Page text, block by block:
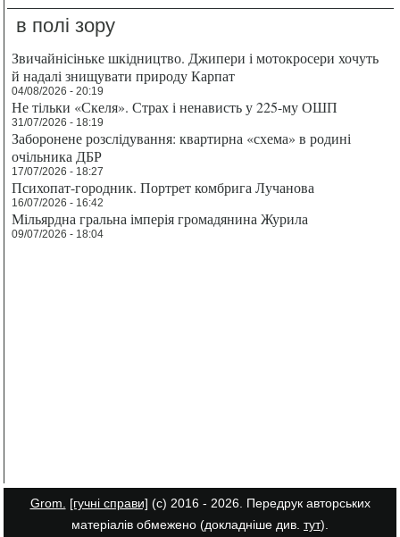
в полі зору
Звичайнісіньке шкідництво. Джипери і мотокросери хочуть
й надалі знищувати природу Карпат
04/08/2026 - 20:19
Не тільки «Скеля». Страх і ненависть у 225-му ОШП
31/07/2026 - 18:19
Заборонене розслідування: квартирна «схема» в родині
очільника ДБР
17/07/2026 - 18:27
Психопат-городник. Портрет комбрига Лучанова
16/07/2026 - 16:42
Мільярдна гральна імперія громадянина Журила
09/07/2026 - 18:04
Grom. [гучні справи] (с) 2016 - 2026. Передрук авторських
матеріалів обмежено (докладніше див. тут).